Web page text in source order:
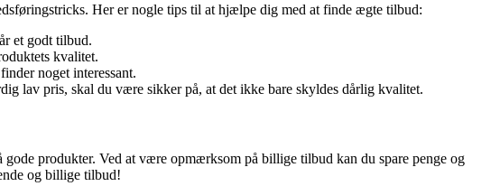
Her er nogle tips til at hjælpe dig med at finde ægte tilbud:
et godt tilbud.
kvalitet.
noget interessant.
lav pris, skal du være sikker på, at det ikke bare skyldes dårlig kvalitet.
produkter. Ved at være opmærksom på billige tilbud kan du spare penge og
og billige tilbud!